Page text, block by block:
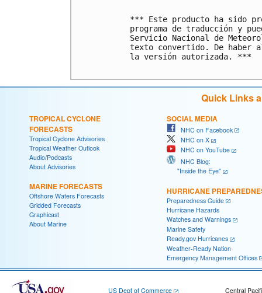
*** Este producto ha sido
programa de traducción y
Servicio Nacional de
texto convertido. De haber
la versión autorizada. ***
Quick Links
TROPICAL CYCLONE
FORECASTS
Tropical Cyclone Advisories
Tropical Weather Outlook
Audio/Podcasts
About Advisories
MARINE FORECASTS
Offshore Waters Forecasts
Gridded Forecasts
Graphicast
About Marine
SOCIAL MEDIA
NHC on Facebook
NHC on X
NHC on YouTube
NHC Blog:
"Inside the Eye"
HURRICANE
Preparedness Guide
Hurricane Hazards
Watches and Warnings
Marine Safety
Ready.gov Hurricanes
Weather-Ready Nation
Emergency Management Offices
US Dept of Commerce Central